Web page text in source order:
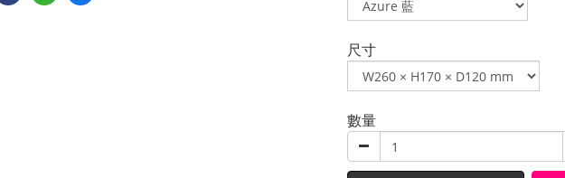
尺寸
數量